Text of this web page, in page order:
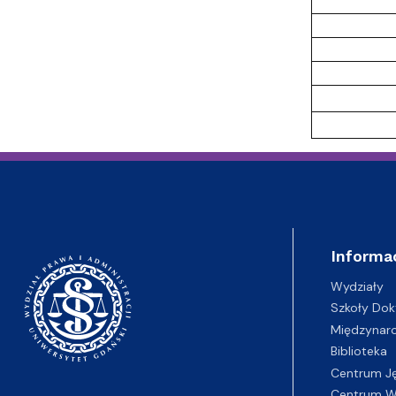
Wydziały
Szkoły
Biblioteka
Centrum